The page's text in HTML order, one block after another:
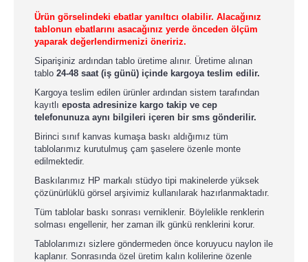
Ürün görselindeki ebatlar yanıltıcı olabilir. Alacağınız
tablonun ebatlarını asacağınız yerde önceden ölçüm
yaparak değerlendirmenizi öneririz.
Siparişiniz ardından tablo üretime alınır. Üretime alınan
tablo 24-48 saat (iş günü) içinde kargoya teslim edilir.
Kargoya teslim edilen ürünler ardından sistem tarafından
kayıtlı eposta adresinize kargo takip ve cep
telefonunuza aynı bilgileri içeren bir sms gönderilir.
Birinci sınıf kanvas kumaşa baskı aldığımız tüm
tablolarımız kurutulmuş çam şaselere özenle monte
edilmektedir.
Baskılarımız HP markalı stüdyo tipi makinelerde yüksek
çözünürlüklü görsel arşivimiz kullanılarak hazırlanmaktadır.
Tüm tablolar baskı sonrası verniklenir. Böylelikle renklerin
solması engellenir, her zaman ilk günkü renklerini korur.
Tablolarımızı sizlere göndermeden önce koruyucu naylon ile
kaplanır. Sonrasında özel üretim kalın kolilerine özenle